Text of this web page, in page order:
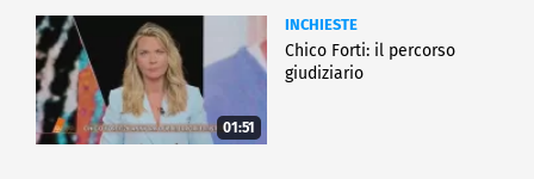
01:51
INCHIESTE
Chico Forti: il percorso
giudiziario